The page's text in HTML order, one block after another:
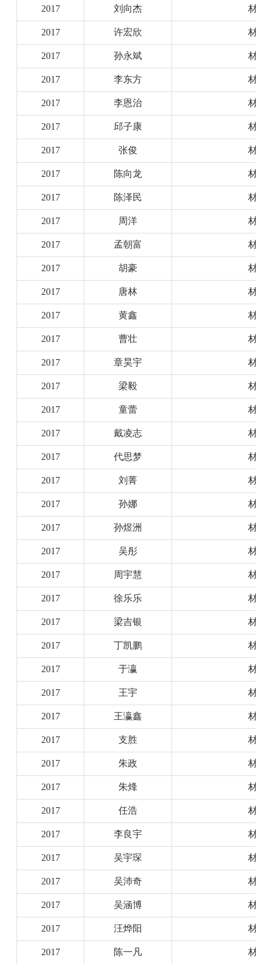
2017 刘向杰 材
2017 许宏欣 材
2017 孙永斌 材
2017 李东方 材
2017 李恩治 材
2017 邱子康 材
2017 张俊 材
2017 陈向龙 材
2017 陈泽民 材
2017 周洋 材
2017 孟朝富 材
2017 胡豪 材
2017 唐林 材
2017 黄鑫 材
2017 曹壮 材
2017 章昊宇 材
2017 梁毅 材
2017 童蕾 材
2017 戴凌志 材
2017 代思梦 材
2017 刘菁 材
2017 孙娜 材
2017 孙煜洲 材
2017 吴彤 材
2017 周宇慧 材
2017 徐乐乐 材
2017 梁吉银 材
2017 丁凯鹏 材
2017 于瀛 材
2017 王宇 材
2017 王瀛鑫 材
2017 支胜 材
2017 朱政 材
2017 朱烽 材
2017 任浩 材
2017 李良宇 材
2017 吴宇琛 材
2017 吴沛奇 材
2017 吴涵博 材
2017 汪烨阳 材
2017 陈一凡 材